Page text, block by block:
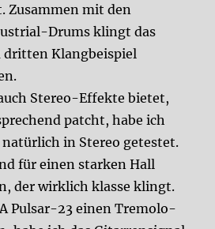
Zusammen mit den
Drums klingt das
dritten Klangbeispiel
Stereo-Effekte bietet,
patcht, habe ich
in Stereo getestet.
für einen starken Hall
der wirklich klasse klingt.
Pulsar-23 einen Tremolo-